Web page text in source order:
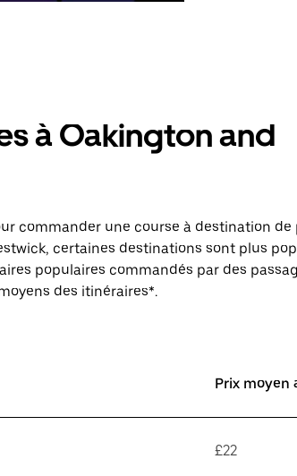
à Oakington and
commander une course à destination de
certaines destinations sont plus
populaires commandés par des
des itinéraires*.
Prix moyen
£22